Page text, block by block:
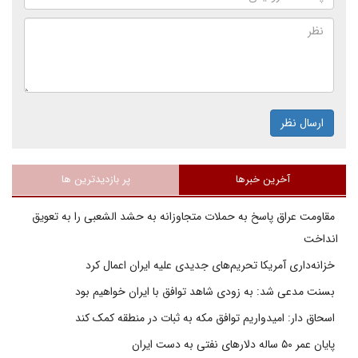
ارسال نظر
آخرین خبرها پر بازدیدترین ها
مقاومت عراق پاسخ به حملات متجاوزانه به حشد الشعبی را به تعویق
انداخت
خزانه‌داری آمریکا تحریم‌های جدیدی علیه ایران اعمال کرد
بسنت مدعی شد: به زودی شاهد توافق با ایران خواهیم بود
اسحاق دار: امیدواریم توافق مکه به ثبات در منطقه کمک کند
پایان عمر ۵۰ ساله دلارهای نفتی به دست ایران